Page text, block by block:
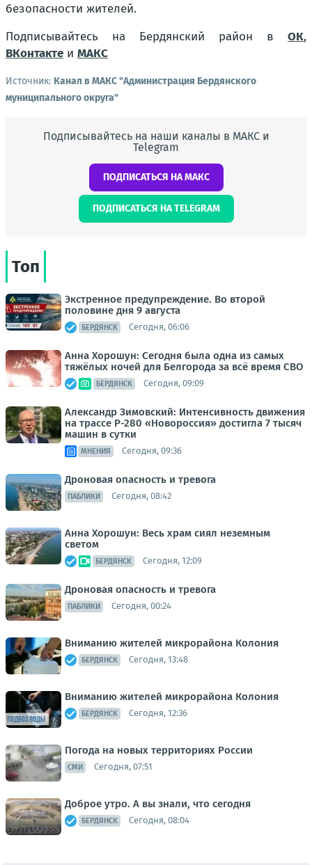
безопасности жителей.
Подписывайтесь на Бердянский район в ОК,
ВКонтакте и МАКС
Источник: Канал в МАКС "Администрация Бердянского
муниципального округа"
Подписывайтесь на наши каналы в МАКС и
Telegram
ПОДПИСАТЬСЯ НА МАКС
ПОДПИСАТЬСЯ НА TELEGRAM
Топ
Экстренное предупреждение. Во второй
половине дня 9 августа
БЕРДЯНСК Сегодня, 06:06
Анна Хорошун: Сегодня была одна из самых
тяжёлых ночей для Белгорода за всё время СВО
БЕРДЯНСК Сегодня, 09:09
Александр Зимовский: Интенсивность движения
на трассе Р-280 «Новороссия» достигла 7 тысяч
машин в сутки
МНЕНИЯ Сегодня, 09:36
Дроновая опасность и тревога
ПАБЛИКИ Сегодня, 08:42
Анна Хорошун: Весь храм сиял неземным
светом
БЕРДЯНСК Сегодня, 12:09
Дроновая опасность и тревога
ПАБЛИКИ Сегодня, 00:24
Вниманию жителей микрорайона Колония
БЕРДЯНСК Сегодня, 13:48
Вниманию жителей микрорайона Колония
БЕРДЯНСК Сегодня, 12:36
Погода на новых территориях России
СМИ Сегодня, 07:51
Доброе утро. А вы знали, что сегодня
БЕРДЯНСК Сегодня, 08:04